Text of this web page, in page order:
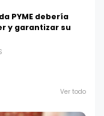
PYME debería
y garantizar su
Ver todo